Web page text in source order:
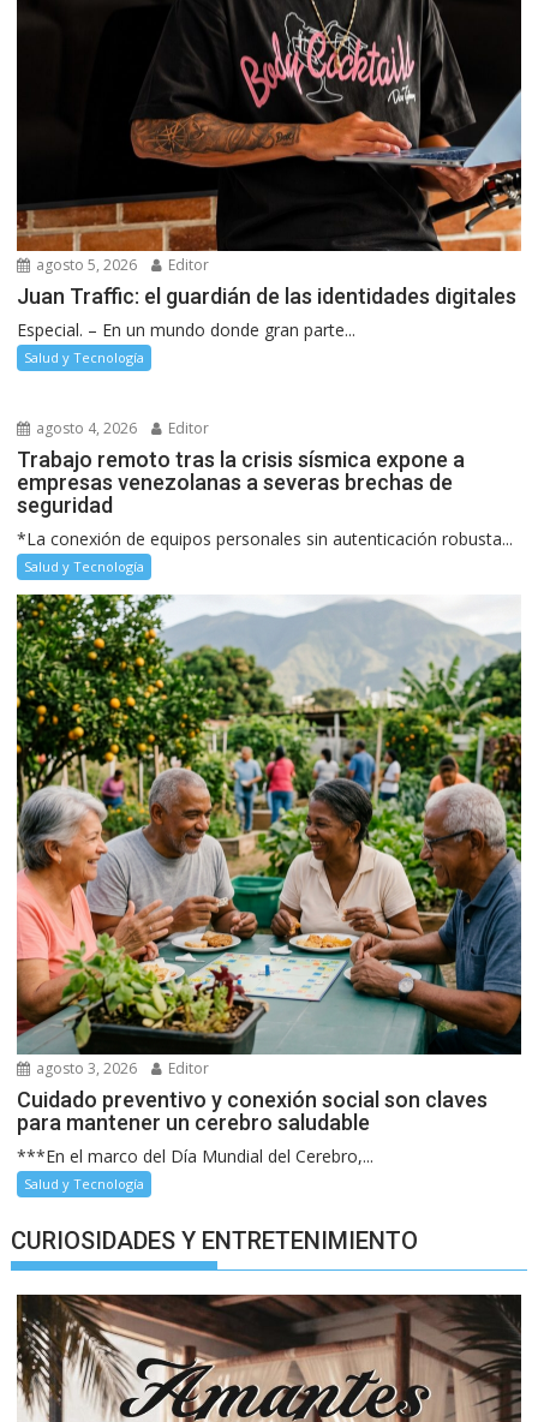
agosto 5, 2026 Editor
Juan Traffic: el guardián de las identidades digitales
Especial. – En un mundo donde gran parte...
Salud y Tecnología
agosto 4, 2026 Editor
Trabajo remoto tras la crisis sísmica expone a
empresas venezolanas a severas brechas de
seguridad
*La conexión de equipos personales sin autenticación robusta...
Salud y Tecnología
agosto 3, 2026 Editor
Cuidado preventivo y conexión social son claves
para mantener un cerebro saludable
***En el marco del Día Mundial del Cerebro,...
Salud y Tecnología
CURIOSIDADES Y ENTRETENIMIENTO